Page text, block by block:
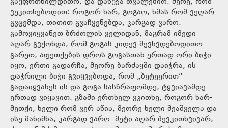
ვეკითხებოდით: როგორ ხარ, გოგაო, ხმას რომ ვეღარ
გვცემდა, თითით გვაჩვენებდა, კარგად ვარო.
გამოვიყვანეთ ბრძოლის ველიდან, მაგრამ იმედი
აღარ გვქონდა, რომ გოგას კიდევ შევხვდებოდითო.
გარეთ, აფეთქების დროს გოგასთან ერთად ორი ბიჭი
იყო, ერთი გადარჩა, მეორე ბარძაყში დაიჭრა, ის
დაჭრილი ბიჭი გვიყვებოდა, რომ „ბეტეერით“
გადაიყვანეს ის და გოგა სასწრაფომდე, ტყვიავამდე
ერთად ვიყავით. გზაში ერთხელ ვკითხე, როგორ ხარ-
მეთქი, ხელი რომ ვერ აწია, მეორე ხელი შეაშველა და
ისე მანიშნა, კარგად ვარო. მეტი აღარ შევკითხვივარ,